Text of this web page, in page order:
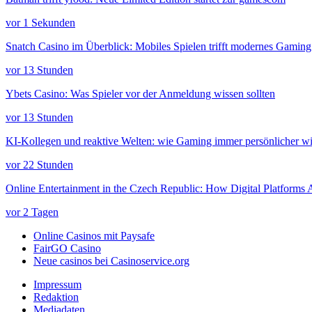
vor 1 Sekunden
Snatch Casino im Überblick: Mobiles Spielen trifft modernes Gaming
vor 13 Stunden
Ybets Casino: Was Spieler vor der Anmeldung wissen sollten
vor 13 Stunden
KI-Kollegen und reaktive Welten: wie Gaming immer persönlicher
vor 22 Stunden
Online Entertainment in the Czech Republic: How Digital Platforms
vor 2 Tagen
Online Casinos mit Paysafe
FairGO Casino
Neue casinos bei Casinoservice.org
Impressum
Redaktion